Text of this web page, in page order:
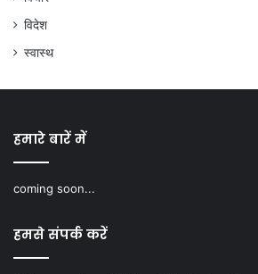
विदेश
स्वास्थ
हमारे बारें में
coming soon...
हमसे संपर्क करें